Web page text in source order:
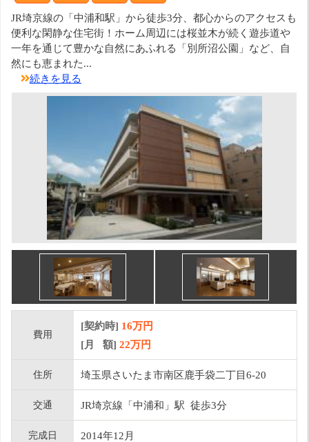
JR埼京線の「中浦和駅」から徒歩3分、都心からのアクセスも
便利な閑静な住宅街！ホーム周辺には桜並木が続く遊歩道や
一年を通じて豊かな自然にあふれる「別所沼公園」など、自
然にも恵まれた...
続きを見る
費用
[契約時] 16万円
[月 額] 22万円
住所 埼玉県さいたま市南区鹿手袋二丁目6-20
交通 JR埼京線「中浦和」駅 徒歩3分
完成日 2014年12月